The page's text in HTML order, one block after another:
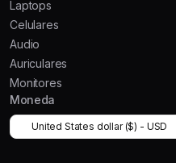
Laptops
Celulares
Audio
Auriculares
Monitores
Moneda
United States dollar ($) - USD